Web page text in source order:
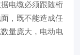
电缆必须跟随桁
，既不能造成任
量庞大，电动电